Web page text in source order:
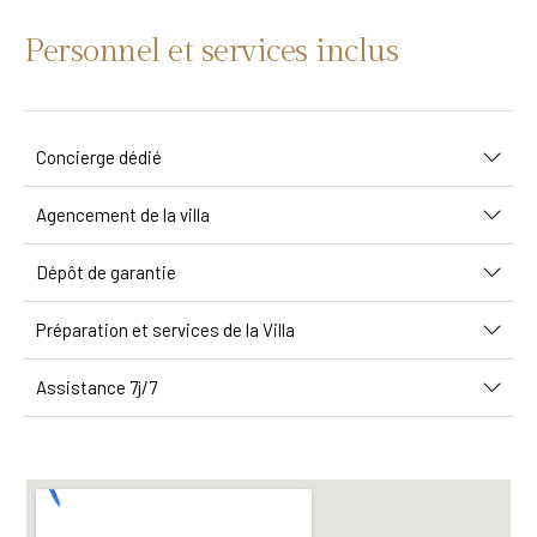
Personnel et services inclus
Concierge dédié
Agencement de la villa
Dépôt de garantie
Préparation et services de la Villa
Assistance 7j/7